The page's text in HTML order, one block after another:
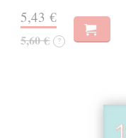
5,43 €
5,60 € ?